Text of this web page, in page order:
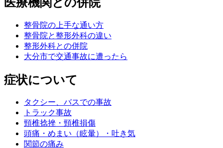
整骨院の上手な通い方
整骨院と整形外科の違い
整形外科との併院
大分市で交通事故に遭ったら
症状について
タクシー、バスでの事故
トラック事故
頸椎捻挫・頸椎損傷
頭痛・めまい（眩暈）・吐き気
関節の痛み